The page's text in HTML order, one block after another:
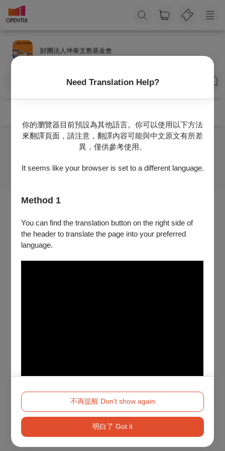
Need Translation Help?
你的瀏覽器目前預設為其他語言。你可以使用以下方法
來翻譯頁面，請注意，翻譯內容可能與中文原文有所差
異，僅供參考使用。
It seems like your browser is set to a different language.
Method 1
You can find the translation button on the right side of
the header to translate the page into your preferred
language.
Method 2
不再提醒 Don't show again
明白了 Got it
財團法人坤泰文教基金會
訂閱